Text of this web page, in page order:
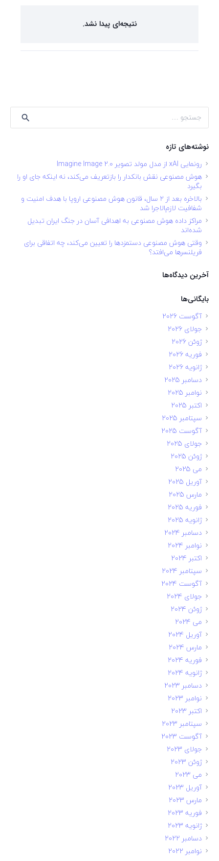
نتیجه‌ای پیدا نشد.
جستجو
برای:
نوشته‌های تازه
رونمایی xAI از مدل مولد تصویر Imagine Image 2.0
هوش مصنوعی نقش بانکدار را بازتعریف می‌کند، نه اینکه جای او را
بگیرد
بالاخره بعد از ۲ سال، قانون هوش مصنوعی اروپا با هدف امنیت و
شفافیت لازم‌الاجرا شد
مراکز داده هوش مصنوعی به اهدافی آسان در جنگ ایران تبدیل
شده‌اند
وقتی هوش مصنوعی دستمزدها را تعیین می‌کند، چه اتفاقی برای
فریلنسرها می‌افتد؟
آخرین دیدگاه‌ها
بایگانی‌ها
آگوست 2026
جولای 2026
ژوئن 2026
فوریه 2026
ژانویه 2026
دسامبر 2025
نوامبر 2025
اکتبر 2025
سپتامبر 2025
آگوست 2025
جولای 2025
ژوئن 2025
می 2025
آوریل 2025
مارس 2025
فوریه 2025
ژانویه 2025
دسامبر 2024
نوامبر 2024
اکتبر 2024
سپتامبر 2024
آگوست 2024
جولای 2024
ژوئن 2024
می 2024
آوریل 2024
مارس 2024
فوریه 2024
ژانویه 2024
دسامبر 2023
نوامبر 2023
اکتبر 2023
سپتامبر 2023
آگوست 2023
جولای 2023
ژوئن 2023
می 2023
آوریل 2023
مارس 2023
فوریه 2023
ژانویه 2023
دسامبر 2022
نوامبر 2022